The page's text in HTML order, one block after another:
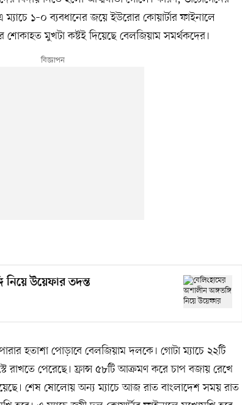
১–০ ব্যবধানের জয়ে ইউরোর কোয়ার্টার ফাইনালে
শোকাহত মুখটা কষ্টই দিয়েছে বেলজিয়াম সমর্থকদের।
নিয়ে উয়েফার তদন্ত
হতাশা পোড়াবে বেলজিয়াম দলকে। গোটা ম্যাচে ২২টি
রাখতে পেরেছে। ফ্রান্স ৫৮টি আক্রমণ করে চাপ বজায় রেখে
শেষ ষোলোয় অন্য ম্যাচে আজ রাত বাংলাদেশ সময় রাত